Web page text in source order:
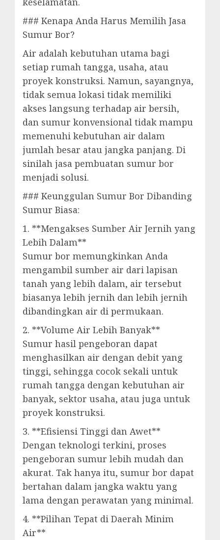
### Kenapa Anda Harus Memilih Jasa
Sumur Bor?
Air adalah kebutuhan utama bagi
setiap rumah tangga, usaha, atau
proyek konstruksi. Namun, sayangnya,
tidak semua lokasi tidak memiliki
akses langsung terhadap air bersih,
dan sumur konvensional tidak mampu
memenuhi kebutuhan air dalam
jumlah besar atau jangka panjang. Di
sinilah jasa pembuatan sumur bor
menjadi solusi.
### Keunggulan Sumur Bor Dibanding
Sumur Biasa:
1. **Mengakses Sumber Air Jernih yang
Lebih Dalam**
Sumur bor memungkinkan Anda
mengambil sumber air dari lapisan
tanah yang lebih dalam, air tersebut
biasanya lebih jernih dan lebih jernih
dibandingkan air di permukaan.
2. **Volume Air Lebih Banyak**
Sumur hasil pengeboran dapat
menghasilkan air dengan debit yang
tinggi, sehingga cocok sekali untuk
rumah tangga dengan kebutuhan air
banyak, sektor usaha, atau juga untuk
proyek konstruksi.
3. **Efisiensi Tinggi dan Awet**
Dengan teknologi terkini, proses
pengeboran sumur lebih mudah dan
akurat. Tak hanya itu, sumur bor dapat
bertahan dalam jangka waktu yang
lama dengan perawatan yang minimal.
4. **Pilihan Tepat di Daerah Minim
Air**